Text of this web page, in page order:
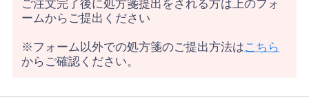
ご注文完了後に処方箋提出をされる方は上のフォ
ームからご提出ください
※フォーム以外での処方箋のご提出方法はこちら
からご確認ください。